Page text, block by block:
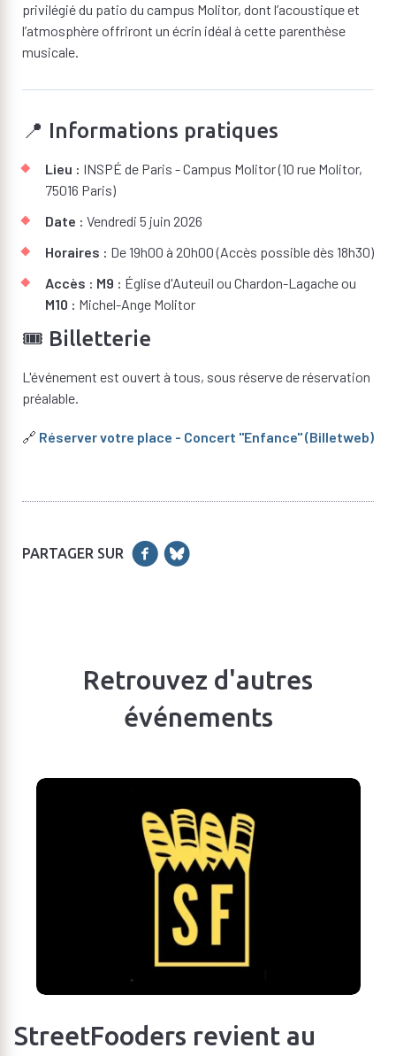
privilégié du patio du campus Molitor, dont l’acoustique et
l’atmosphère offriront un écrin idéal à cette parenthèse
musicale.
📍 Informations pratiques
Lieu : INSPÉ de Paris - Campus Molitor (10 rue Molitor,
75016 Paris)
Date : Vendredi 5 juin 2026
Horaires : De 19h00 à 20h00 (Accès possible dès 18h30)
Accès : M9 : Église d'Auteuil ou Chardon-Lagache ou
M10 : Michel-Ange Molitor
🎟️ Billetterie
L'événement est ouvert à tous, sous réserve de réservation
préalable.
🔗 Réserver votre place - Concert "Enfance" (Billetweb)
PARTAGER SUR
Retrouvez d'autres
événements
StreetFooders revient au